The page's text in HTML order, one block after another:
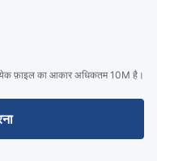
फ़ाइल का आकार अधिकतम 10M है।